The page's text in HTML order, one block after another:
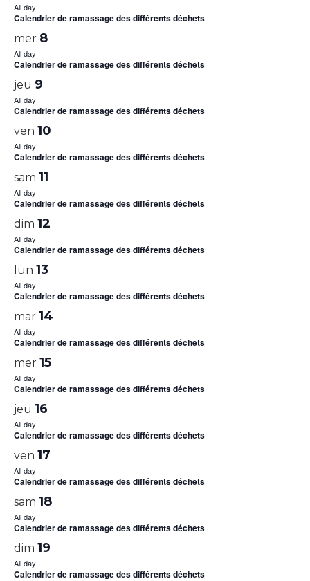
All day
Calendrier de ramassage des différents déchets
mer 8
All day
Calendrier de ramassage des différents déchets
jeu 9
All day
Calendrier de ramassage des différents déchets
ven 10
All day
Calendrier de ramassage des différents déchets
sam 11
All day
Calendrier de ramassage des différents déchets
dim 12
All day
Calendrier de ramassage des différents déchets
lun 13
All day
Calendrier de ramassage des différents déchets
mar 14
All day
Calendrier de ramassage des différents déchets
mer 15
All day
Calendrier de ramassage des différents déchets
jeu 16
All day
Calendrier de ramassage des différents déchets
ven 17
All day
Calendrier de ramassage des différents déchets
sam 18
All day
Calendrier de ramassage des différents déchets
dim 19
All day
Calendrier de ramassage des différents déchets